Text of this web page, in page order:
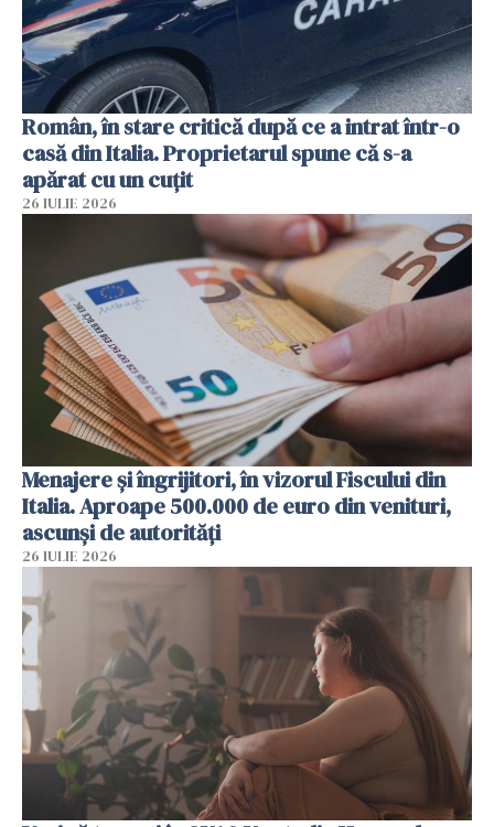
Român, în stare critică după ce a intrat într-o
casă din Italia. Proprietarul spune că s-a
apărat cu un cuțit
26 IULIE 2026
Menajere și îngrijitori, în vizorul Fiscului din
Italia. Aproape 500.000 de euro din venituri,
ascunși de autorități
26 IULIE 2026